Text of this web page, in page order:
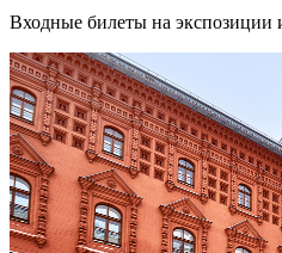
Входные билеты на экспозиции